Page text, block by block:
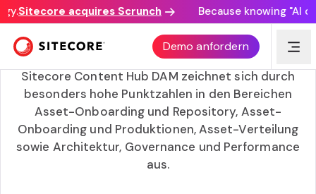
Sitecore acquires Scrunch Because knowing "AI
Demo anfordern
Sitecore Content Hub DAM von Forrester Wave als
Strong Performer™ ausgezeichnet
Sitecore Content Hub DAM zeichnet sich durch
besonders hohe Punktzahlen in den Bereichen
Asset-Onboarding und Repository, Asset-
Onboarding und Produktionen, Asset-Verteilung
sowie Architektur, Governance und Performance
aus.